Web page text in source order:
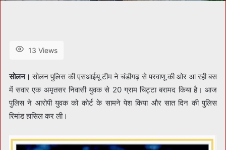
13 Views
सोलन। सोलन पुलिस की एसआईयू टीम ने चंडीगढ़ से परवाणू की ओर आ रही बस
में सवार एक अमृतसर निवासी युवक से 20 ग्राम चिट्टा बरामद किया है। आज
पुलिस ने आरोपी युवक को कोर्ट के सामने पेश किया और सात दिन की पुलिस
रिमांड हासिल कर ली।